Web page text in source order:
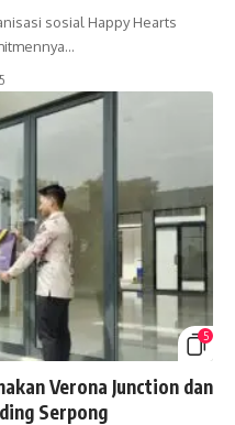
sosial Happy Hearts
5
Verona Junction dan
Serpong